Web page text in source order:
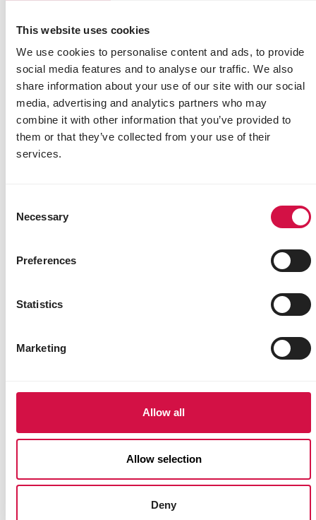
This website uses cookies
We use cookies to personalise content and ads, to provide
social media features and to analyse our traffic. We also
share information about your use of our site with our social
media, advertising and analytics partners who may
combine it with other information that you’ve provided to
them or that they’ve collected from your use of their
services.
Selection
Necessary
Preferences
Statistics
Marketing
Allow all
Allow selection
Deny
Melkvervanger onder de vorm van oplosbaar